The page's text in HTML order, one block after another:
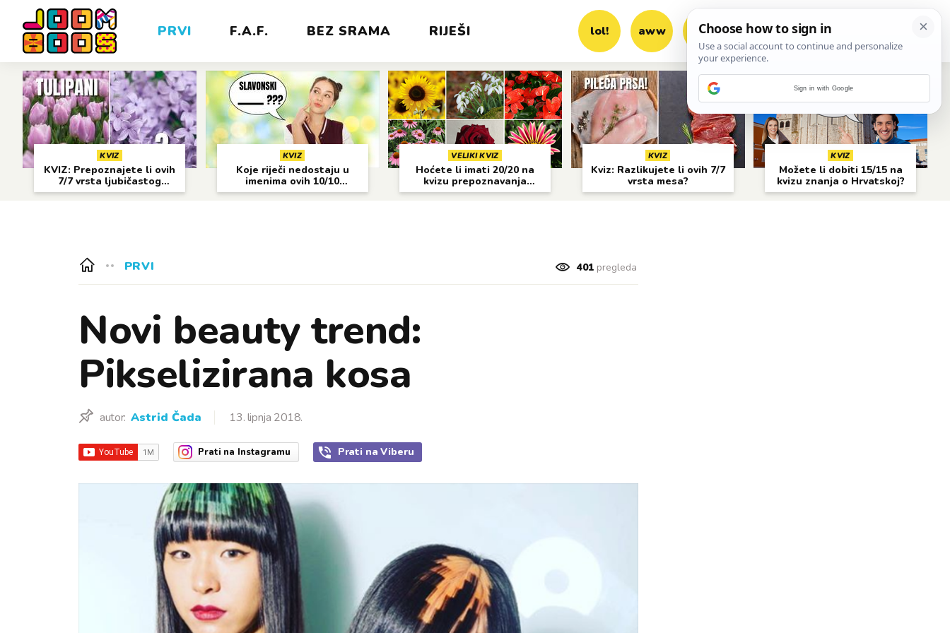
PRVI F.A.F. BEZ SRAMA RIJEŠI lol! aww vrh! woot?!
KVIZ
KVIZ: Prepoznajete li ovih
7/7 vrsta ljubičastog
cvijeća?
KVIZ
Koje riječi nedostaju u
imenima ovih 10/10
gradova?
VELIKI KVIZ
Hoćete li imati 20/20 na
kvizu prepoznavanja
cvijeća?
KVIZ
Kviz: Razlikujete li ovih 7/7
vrsta mesa?
KVIZ
Možete li dobiti 15/15 na
kvizu znanja o Hrvatskoj?
PRVI 401pregleda
Novi beauty trend:
Pikselizirana kosa
autor: Astrid Čada 13. lipnja 2018.
Prati na Instagramu Prati na Viberu
Sign in with Google